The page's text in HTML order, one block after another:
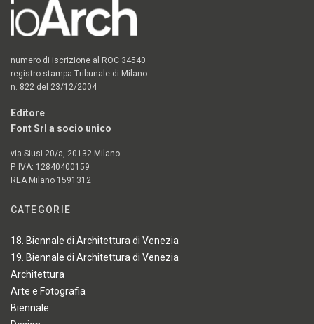
numero di iscrizione al ROC 34540
registro stampa Tribunale di Milano
n. 822 del 23/12/2004
Editore
Font Srl a socio unico
via Siusi 20/a, 20132 Milano
P. IVA: 12840400159
REA Milano 1591312
CATEGORIE
18. Biennale di Architettura di Venezia
19. Biennale di Architettura di Venezia
Architettura
Arte e Fotografia
Biennale